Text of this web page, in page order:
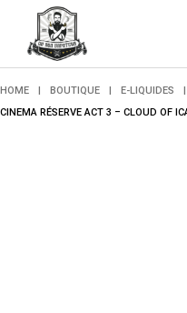
content
HOME BOUTIQUE E-LIQUIDES
CINEMA RÉSERVE ACT 3 – CLOUD OF